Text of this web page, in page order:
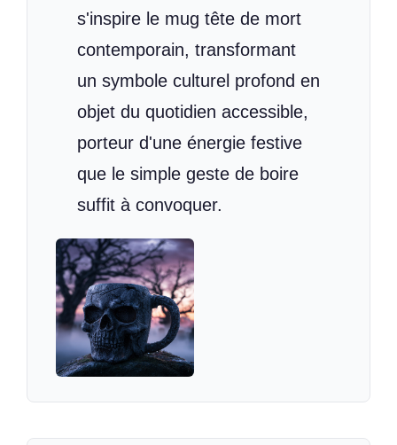
s'inspire le mug tête de mort
contemporain, transformant
un symbole culturel profond en
objet du quotidien accessible,
porteur d'une énergie festive
que le simple geste de boire
suffit à convoquer.